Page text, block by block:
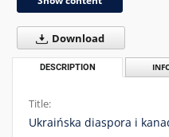
Download
DESCRIPTION
Title:
Ukraińska diaspora i